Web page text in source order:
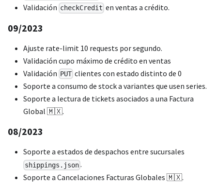
Validación checkCredit en ventas a crédito.
09/2023
Ajuste rate-limit 10 requests por segundo.
Validación cupo máximo de crédito en ventas
Validación PUT clientes con estado distinto de 0
Soporte a consumo de stock a variantes que usen series.
Soporte a lectura de tickets asociados a una Factura
Global 🇲🇽.
08/2023
Soporte a estados de despachos entre sucursales
shippings.json .
Soporte a Cancelaciones Facturas Globales 🇲🇽.